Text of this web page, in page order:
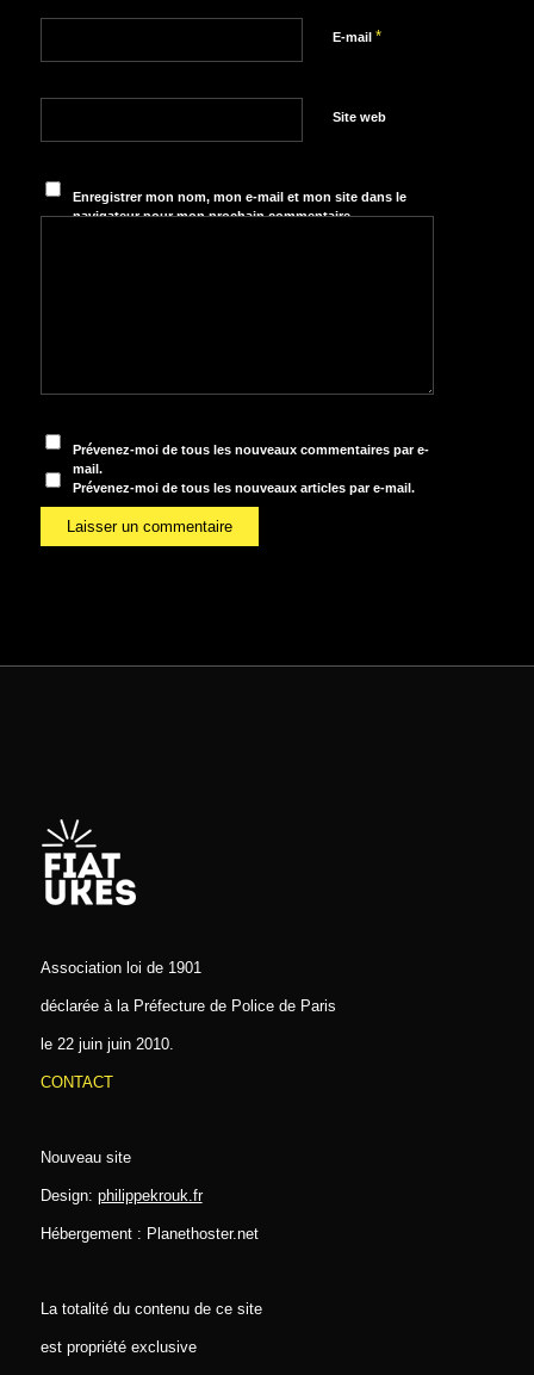
E-mail *
Site web
Enregistrer mon nom, mon e-mail et mon site dans le
navigateur pour mon prochain commentaire.
Prévenez-moi de tous les nouveaux commentaires par e-
mail.
Prévenez-moi de tous les nouveaux articles par e-mail.
Association loi de 1901
déclarée à la Préfecture de Police de Paris
le 22 juin juin 2010.
CONTACT
Nouveau site
Design: philippekrouk.fr
Hébergement : Planethoster.net
La totalité du contenu de ce site
est propriété exclusive